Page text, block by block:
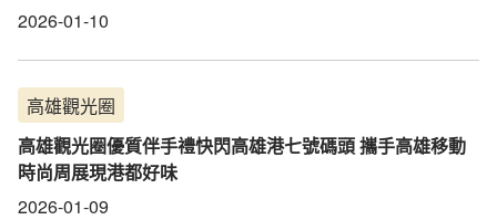
2026-01-10
高雄觀光圈
高雄觀光圈優質伴手禮快閃高雄港七號碼頭 攜手高雄移動
時尚周展現港都好味
2026-01-09